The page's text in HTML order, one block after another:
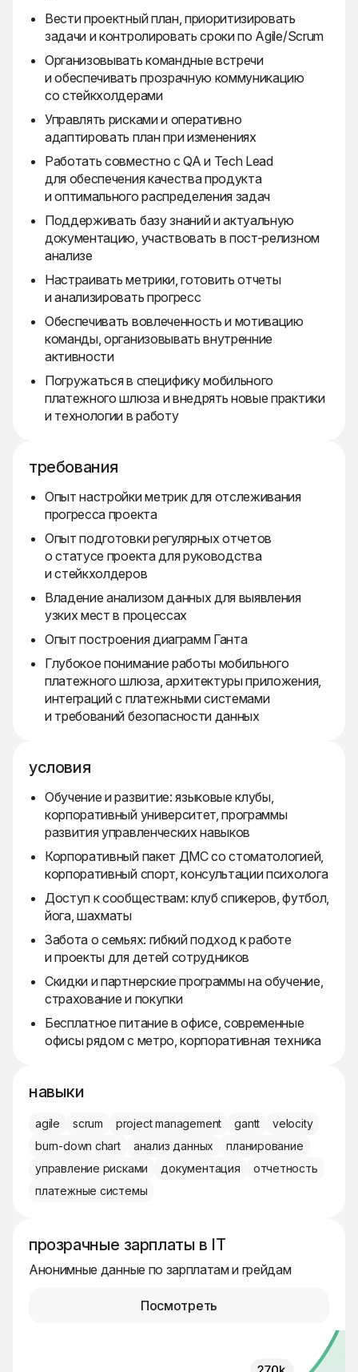
Вести проектный план, приоритизировать
задачи и контролировать сроки по Agile/Scrum
Организовывать командные встречи
и обеспечивать прозрачную коммуникацию
со стейкхолдерами
Управлять рисками и оперативно
адаптировать план при изменениях
Работать совместно с QA и Tech Lead
для обеспечения качества продукта
и оптимального распределения задач
Поддерживать базу знаний и актуальную
документацию, участвовать в пост-релизном
анализе
Настраивать метрики, готовить отчеты
и анализировать прогресс
Обеспечивать вовлеченность и мотивацию
команды, организовывать внутренние
активности
Погружаться в специфику мобильного
платежного шлюза и внедрять новые практики
и технологии в работу
требования
Опыт настройки метрик для отслеживания
прогресса проекта
Опыт подготовки регулярных отчетов
о статусе проекта для руководства
и стейкхолдеров
Владение анализом данных для выявления
узких мест в процессах
Опыт построения диаграмм Ганта
Глубокое понимание работы мобильного
платежного шлюза, архитектуры приложения,
интеграций с платежными системами
и требований безопасности данных
условия
Обучение и развитие: языковые клубы,
корпоративный университет, программы
развития управленческих навыков
Корпоративный пакет ДМС со стоматологией,
корпоративный спорт, консультации психолога
Доступ к сообществам: клуб спикеров, футбол,
йога, шахматы
Забота о семьях: гибкий подход к работе
и проекты для детей сотрудников
Скидки и партнерские программы на обучение,
страхование и покупки
Бесплатное питание в офисе, современные
офисы рядом с метро, корпоративная техника
навыки
agile scrum project management gantt
velocity
burn-down chart
анализ данных
планирование
управление рисками
документация
отчетность
платежные системы
прозрачные зарплаты в IT
Анонимные данные по зарплатам и грейдам
Посмотреть